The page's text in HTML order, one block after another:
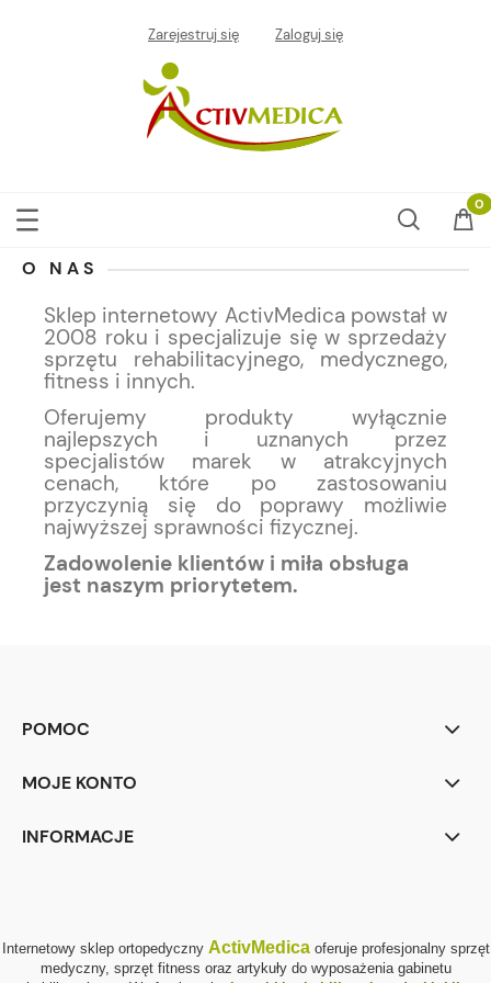
Zarejestruj się Zaloguj się
O NAS
Sklep internetowy ActivMedica powstał w
2008 roku i specjalizuje się w sprzedaży
sprzętu rehabilitacyjnego, medycznego,
fitness i innych.
Oferujemy produkty wyłącznie
najlepszych i uznanych przez
specjalistów marek w atrakcyjnych
cenach, które po zastosowaniu
przyczynią się do poprawy możliwie
najwyższej sprawności fizycznej.
Zadowolenie klientów i miła obsługa
jest naszym priorytetem.
POMOC
MOJE KONTO
INFORMACJE
Internetowy sklep ortopedyczny ActivMedicaoferuje profesjonalny sprzęt
medyczny, sprzęt fitness oraz artykuły do wyposażenia gabinetu